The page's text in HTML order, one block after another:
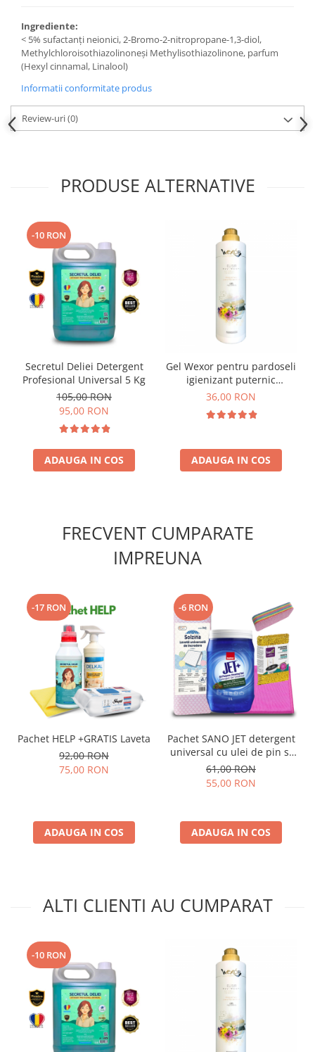
Ingrediente:
< 5% sufactanți neionici, 2-Bromo-2-nitropropane-1,3-diol,
Methylchloroisothiazolinoneși Methylisothiazolinone, parfum
(Hexyl cinnamal, Linalool)
Informatii conformitate produs
Review-uri(0)
PRODUSE ALTERNATIVE
-10 RON
Secretul Deliei Detergent
Profesional Universal 5 Kg
105,00 RON
95,00 RON
ADAUGA IN COS
Gel Wexor pentru pardoseli
igienizant puternic
parfumat Monoi di Thaiti
750ml
36,00 RON
ADAUGA IN COS
FRECVENT CUMPARATE
IMPREUNA
-17 RON
Pachet HELP +GRATIS Laveta
92,00 RON
75,00 RON
ADAUGA IN COS
-6 RON
Pachet SANO JET detergent
universal cu ulei de pin si
accesorii de curatenie
61,00 RON
55,00 RON
ADAUGA IN COS
ALTI CLIENTI AU CUMPARAT
-10 RON